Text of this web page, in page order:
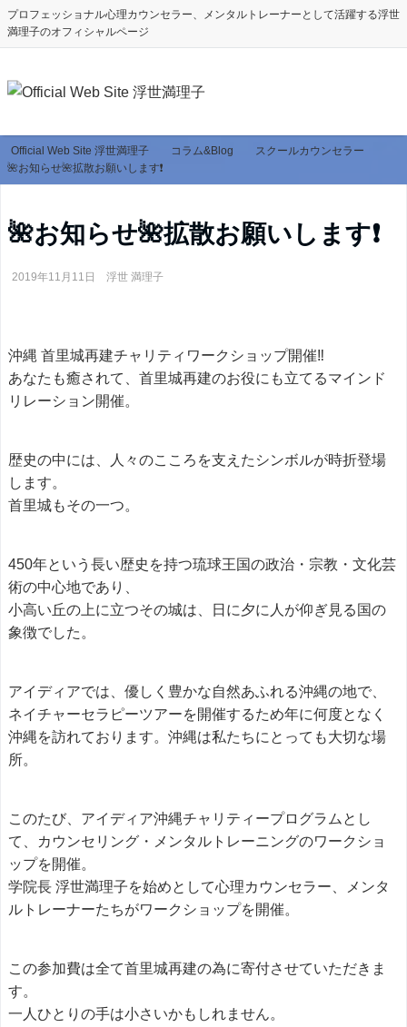
プロフェッショナル心理カウンセラー、メンタルトレーナーとして活躍する浮世
満理子のオフィシャルページ
Official Web Site 浮世満理子 コラム&Blog
スクールカウンセラー
🌺お知らせ🌺拡散お願いします❗️
🌺お知らせ🌺拡散お願いします❗️
2019年11月11日 浮世 満理子
沖縄 首里城再建チャリティワークショップ開催‼️
あなたも癒されて、首里城再建のお役にも立てるマインド
リレーション開催。
歴史の中には、人々のこころを支えたシンボルが時折登場
します。
首里城もその一つ。
450年という長い歴史を持つ琉球王国の政治・宗教・文化芸
術の中心地であり、
小高い丘の上に立つその城は、日に夕に人が仰ぎ見る国の
象徴でした。
アイディアでは、優しく豊かな自然あふれる沖縄の地で、
ネイチャーセラピーツアーを開催するため年に何度となく
沖縄を訪れております。沖縄は私たちにとっても大切な場
所。
このたび、アイディア沖縄チャリティープログラムとし
て、カウンセリング・メンタルトレーニングのワークショ
ップを開催。
学院長 浮世満理子を始めとして心理カウンセラー、メンタ
ルトレーナーたちがワークショップを開催。
この参加費は全て首里城再建の為に寄付させていただきま
す。
一人ひとりの手は小さいかもしれません。